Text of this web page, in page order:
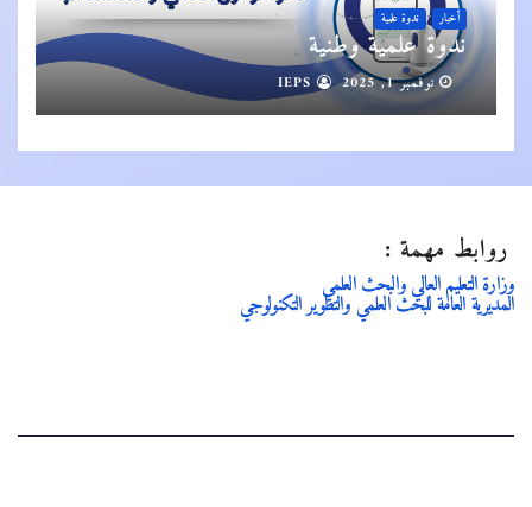
أخبار ندوة علمية
ندوة علمية وطنية
نوفمبر 1, 2025
روابط مهمة :
وزارة التعليم العالي والبحث العلمي
المديرية العامة للبحث العلمي والتطوير التكنولوجي